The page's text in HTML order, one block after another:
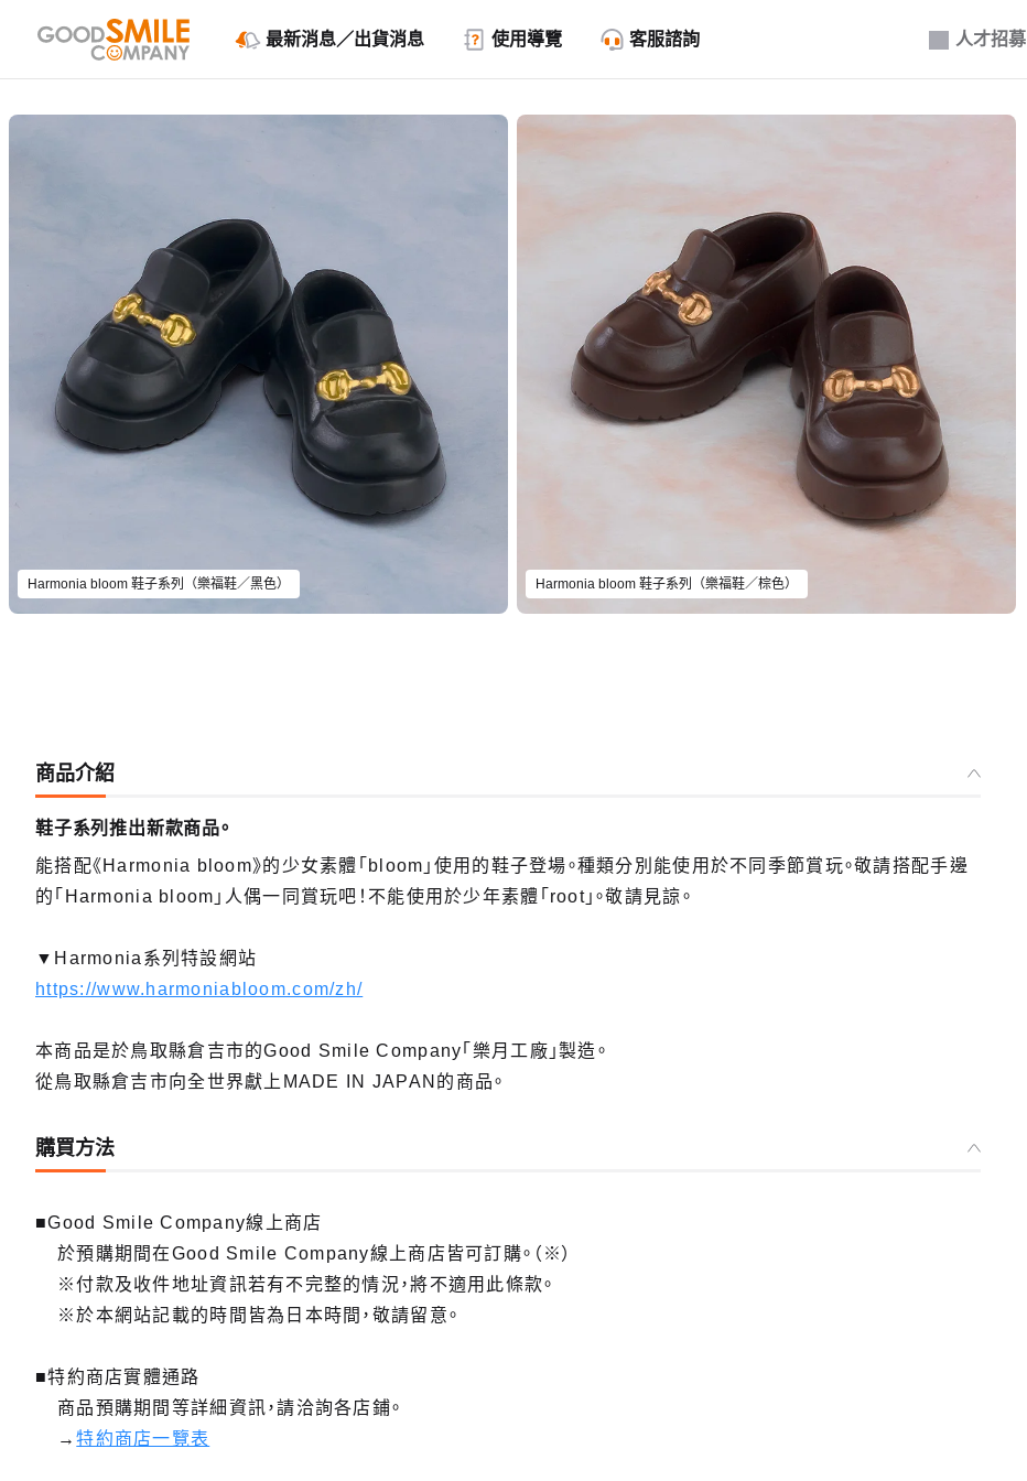
人才招募
最新消息／出貨消息 使用導覽 客服諮詢
Harmonia bloom 鞋子系列（樂福鞋／黑色） Harmonia bloom 鞋子系列（樂福鞋／棕色）
商品介紹
鞋子系列推出新款商品。
能搭配《Harmonia bloom》的少女素體「bloom」使用的鞋子登場。種類分別能使用於不同季節賞玩。敬請搭配手邊
的「Harmonia bloom」人偶一同賞玩吧！不能使用於少年素體「root」。敬請見諒。
▼Harmonia系列特設網站
https://www.harmoniabloom.com/zh/
本商品是於鳥取縣倉吉市的Good Smile Company「樂月工廠」製造。
從鳥取縣倉吉市向全世界獻上MADE IN JAPAN的商品。
購買方法
■Good Smile Company線上商店
於預購期間在Good Smile Company線上商店皆可訂購。（※）
※付款及收件地址資訊若有不完整的情況，將不適用此條款。
※於本網站記載的時間皆為日本時間，敬請留意。
■特約商店實體通路
商品預購期間等詳細資訊，請洽詢各店鋪。
→特約商店一覽表